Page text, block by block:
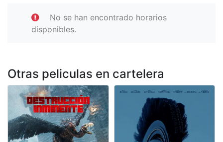
No se han encontrado horarios
disponibles.
Otras peliculas en cartelera